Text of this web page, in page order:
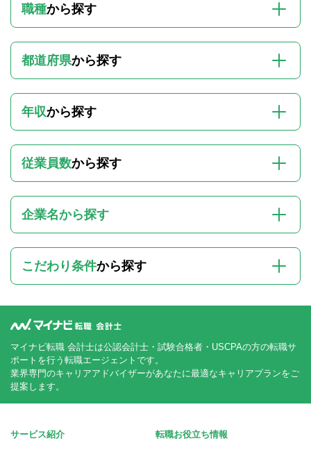
職種から探す
都道府県から探す
年収から探す
従業員数から探す
企業名から探す
こだわり条件から探す
マイナビ転職 会計士は公認会計士・試験合格者・USCPAの方の転職サ
ポートを行う転職エージェントです。
業界専門のキャリアアドバイザーがあなたに最適なキャリアプランをご
提案します。
サービス紹介 転職お役立ち情報